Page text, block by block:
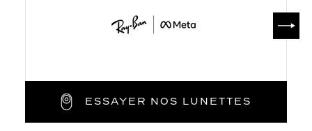
ESSAYER NOS LUNETTES